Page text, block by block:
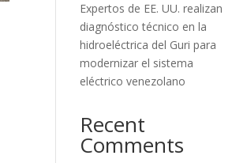
Expertos de EE. UU. realizan
diagnóstico técnico en la
hidroeléctrica del Guri para
modernizar el sistema
eléctrico venezolano
Recent
Comments